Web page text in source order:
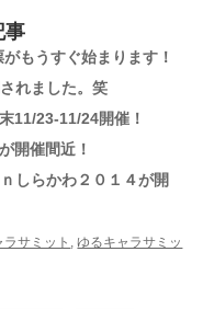
事
もうすぐ始まります！
れました。笑
11/23-11/24開催！
開催間近！
しらかわ２０１４が開
サミット ,ゆるキャラサミッ